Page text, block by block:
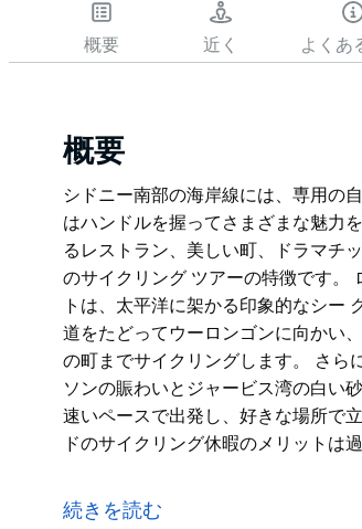
概要 近く よくあ
概要
シドニー南部の海岸線には、専用の
はハンドルを握ってさまざまな魅力
るレストラン、美しい町、ドラマチ
のサイクリング ツアーの特徴です。
トは、太平洋に架かる印象的なシー
道をたどってウーロンゴンに向かい
の町までサイクリングします。 さら
ソンの賑わいとジャービス湾の白い
速いペースで出発し、好きな場所で
ドのサイクリング休暇のメリットは
はハンドルを握ってさまざまな魅力
続きを読む